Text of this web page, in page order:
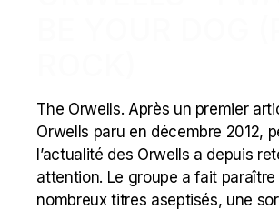
The Orwells. Après un premier
Orwells paru en décembre 2012,
l’actualité des Orwells a depuis
attention. Le groupe a fait paraître
nombreux titres aseptisés, une